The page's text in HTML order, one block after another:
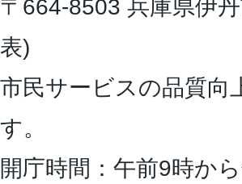
〒664-8503 兵庫県伊
表)
市民サービスの品質向
す。
開庁時間：午前9時か